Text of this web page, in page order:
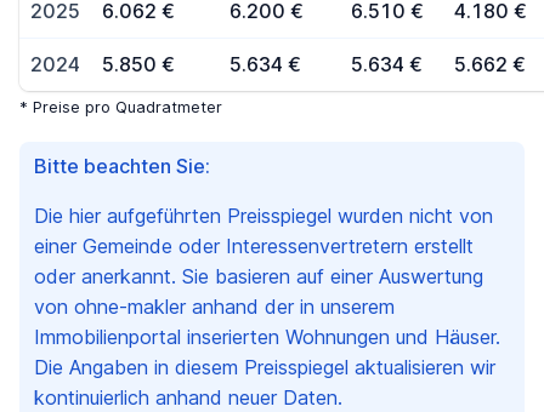
Bitte beachten Sie:
Die hier aufgeführten Preisspiegel wurden nicht von
einer Gemeinde oder Interessenvertretern erstellt
oder anerkannt. Sie basieren auf einer Auswertung
von ohne-makler anhand der in unserem
Immobilienportal inserierten Wohnungen und Häuser.
Die Angaben in diesem Preisspiegel aktualisieren wir
kontinuierlich anhand neuer Daten.
2025 6.062 € 6.200 € 6.510 € 4.180 €
2024 5.850 € 5.634 € 5.634 € 5.662 €
* Preise pro Quadratmeter